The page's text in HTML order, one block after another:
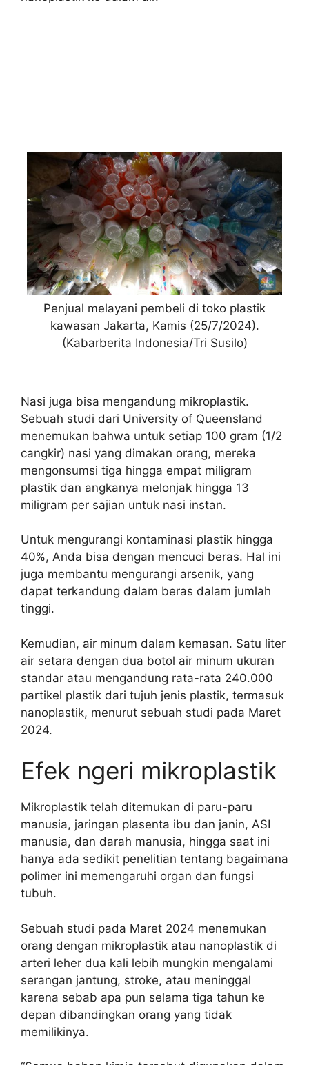
Penjual melayani pembeli di toko plastik
kawasan Jakarta, Kamis (25/7/2024).
(Kabarberita Indonesia/Tri Susilo)
Nasi juga bisa mengandung mikroplastik.
Sebuah studi dari University of Queensland
menemukan bahwa untuk setiap 100 gram (1/2
cangkir) nasi yang dimakan orang, mereka
mengonsumsi tiga hingga empat miligram
plastik dan angkanya melonjak hingga 13
miligram per sajian untuk nasi instan.
Untuk mengurangi kontaminasi plastik hingga
40%, Anda bisa dengan mencuci beras. Hal ini
juga membantu mengurangi arsenik, yang
dapat terkandung dalam beras dalam jumlah
tinggi.
Kemudian, air minum dalam kemasan. Satu liter
air setara dengan dua botol air minum ukuran
standar atau mengandung rata-rata 240.000
partikel plastik dari tujuh jenis plastik, termasuk
nanoplastik, menurut sebuah studi pada Maret
2024.
Efek ngeri mikroplastik
Mikroplastik telah ditemukan di paru-paru
manusia, jaringan plasenta ibu dan janin, ASI
manusia, dan darah manusia, hingga saat ini
hanya ada sedikit penelitian tentang bagaimana
polimer ini memengaruhi organ dan fungsi
tubuh.
Sebuah studi pada Maret 2024 menemukan
orang dengan mikroplastik atau nanoplastik di
arteri leher dua kali lebih mungkin mengalami
serangan jantung, stroke, atau meninggal
karena sebab apa pun selama tiga tahun ke
depan dibandingkan orang yang tidak
memilikinya.